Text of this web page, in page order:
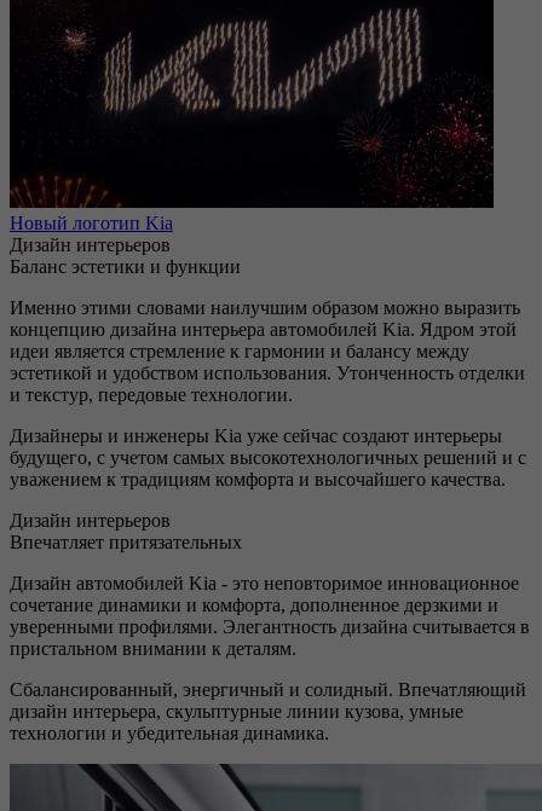
Новый логотип Kia
Дизайн интерьеров
Баланс эстетики и функции
Именно этими словами наилучшим образом можно выразить
концепцию дизайна интерьера автомобилей Kia. Ядром этой
идеи является стремление к гармонии и балансу между
эстетикой и удобством использования. Утонченность отделки
и текстур, передовые технологии.
Дизайнеры и инженеры Kia уже сейчас создают интерьеры
будущего, с учетом самых высокотехнологичных решений и с
уважением к традициям комфорта и высочайшего качества.
Дизайн интерьеров
Впечатляет притязательных
Дизайн автомобилей Kia - это неповторимое инновационное
сочетание динамики и комфорта, дополненное дерзкими и
уверенными профилями. Элегантность дизайна считывается в
пристальном внимании к деталям.
Сбалансированный, энергичный и солидный. Впечатляющий
дизайн интерьера, скульптурные линии кузова, умные
технологии и убедительная динамика.